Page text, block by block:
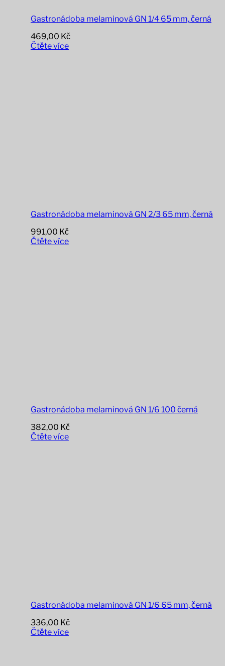
Gastronádoba melaminová GN 1/4 65 mm, černá
469,00 Kč
Čtěte více
Gastronádoba melaminová GN 2/3 65 mm, černá
991,00 Kč
Čtěte více
Gastronádoba melaminová GN 1/6 100 černá
382,00 Kč
Čtěte více
Gastronádoba melaminová GN 1/6 65 mm, černá
336,00 Kč
Čtěte více